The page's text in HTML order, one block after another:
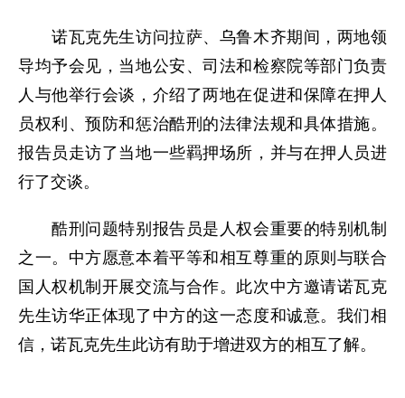
诺瓦克先生访问拉萨、乌鲁木齐期间，两地领
导均予会见，当地公安、司法和检察院等部门负责
人与他举行会谈，介绍了两地在促进和保障在押人
员权利、预防和惩治酷刑的法律法规和具体措施。
报告员走访了当地一些羁押场所，并与在押人员进
行了交谈。
酷刑问题特别报告员是人权会重要的特别机制
之一。中方愿意本着平等和相互尊重的原则与联合
国人权机制开展交流与合作。此次中方邀请诺瓦克
先生访华正体现了中方的这一态度和诚意。我们相
信，诺瓦克先生此访有助于增进双方的相互了解。